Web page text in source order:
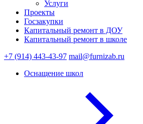
Услуги
Проекты
Госзакупки
Капитальный ремонт в ДОУ
Капитальный ремонт в школе
+7 (914) 443-43-97 mail@furnizab.ru
Оснащение школ